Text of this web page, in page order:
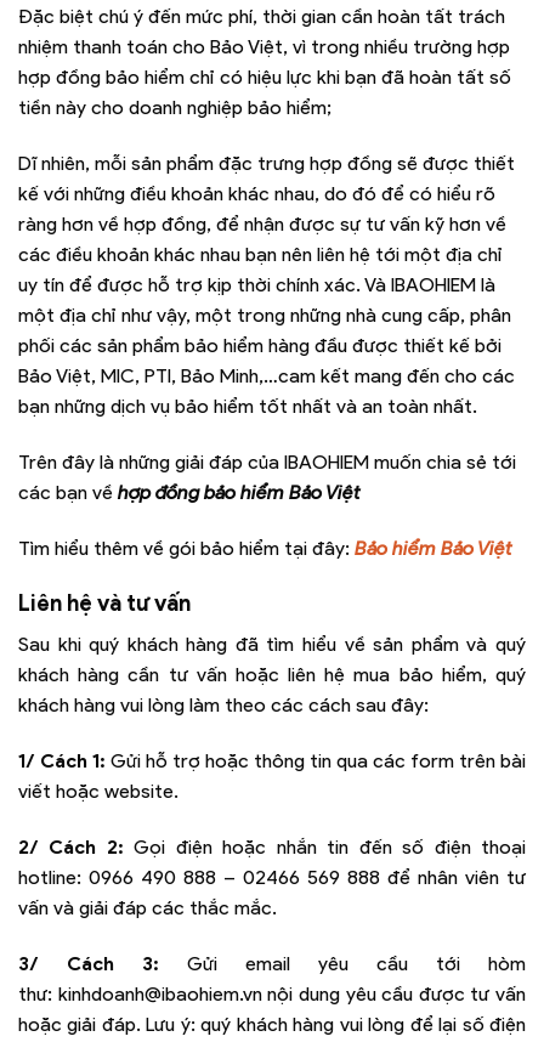
Đặc biệt chú ý đến mức phí, thời gian cần hoàn tất trách
nhiệm thanh toán cho Bảo Việt, vì trong nhiều trường hợp
hợp đồng bảo hiểm chỉ có hiệu lực khi bạn đã hoàn tất số
tiền này cho doanh nghiệp bảo hiểm;
Dĩ nhiên, mỗi sản phẩm đặc trưng hợp đồng sẽ được thiết
kế với những điều khoản khác nhau, do đó để có hiểu rõ
ràng hơn về hợp đồng, để nhận được sự tư vấn kỹ hơn về
các điều khoản khác nhau bạn nên liên hệ tới một địa chỉ
uy tín để được hỗ trợ kịp thời chính xác. Và IBAOHIEM là
một địa chỉ như vậy, một trong những nhà cung cấp, phân
phối các sản phẩm bảo hiểm hàng đầu được thiết kế bởi
Bảo Việt, MIC, PTI, Bảo Minh,…cam kết mang đến cho các
bạn những dịch vụ bảo hiểm tốt nhất và an toàn nhất.
Trên đây là những giải đáp của IBAOHIEM muốn chia sẻ tới
các bạn về hợp đồng bảo hiểm Bảo Việt
Tìm hiểu thêm về gói bảo hiểm tại đây: Bảo hiểm Bảo Việt
Liên hệ và tư vấn
Sau khi quý khách hàng đã tìm hiểu về sản phẩm và quý
khách hàng cần tư vấn hoặc liên hệ mua bảo hiểm, quý
khách hàng vui lòng làm theo các cách sau đây:
1/ Cách 1: Gửi hỗ trợ hoặc thông tin qua các form trên bài
viết hoặc website.
2/ Cách 2: Gọi điện hoặc nhắn tin đến số điện thoại
hotline: 0966 490 888 – 02466 569 888 để nhân viên tư
vấn và giải đáp các thắc mắc.
3/ Cách 3: Gửi email yêu cầu tới hòm
thư: kinhdoanh@ibaohiem.vnnội dung yêu cầu được tư vấn
hoặc giải đáp. Lưu ý: quý khách hàng vui lòng để lại số điện